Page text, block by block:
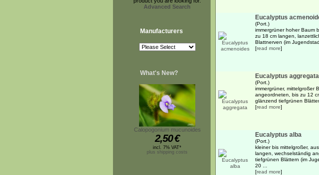
Advanced Search
Manufacturers
What's New?
Calopogonium mucunoides
2,50€
incl. 7% VAT*
plus shipping costs
Eucalyptus
(Port.)
immergrüner hoher Baum
zu 18 cm langen,
Blattnerven (im
[read more]
Eucalyptus aggregata
(Port.)
immergrüner, mittelgroßer
angeordneten, bis zu 12
glänzend tiefgrünen
[read more]
Eucalyptus alba
(Port.)
kleiner bis mittelgroßer,
langen, wechselständig
tiefgrünen Blättern (im
20 ...
[read more]